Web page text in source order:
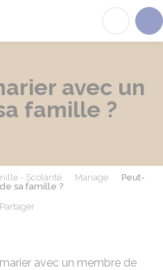
avec un
famille ?
- Scolarité Mariage
Peut-
sa famille ?
Partager
avec un membre de